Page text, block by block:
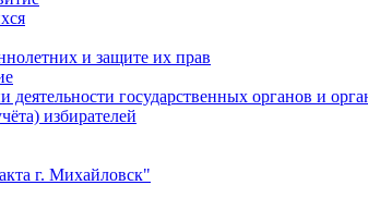
и защите их прав
деятельности государственных органов и
избирателей
г. Михайловск"